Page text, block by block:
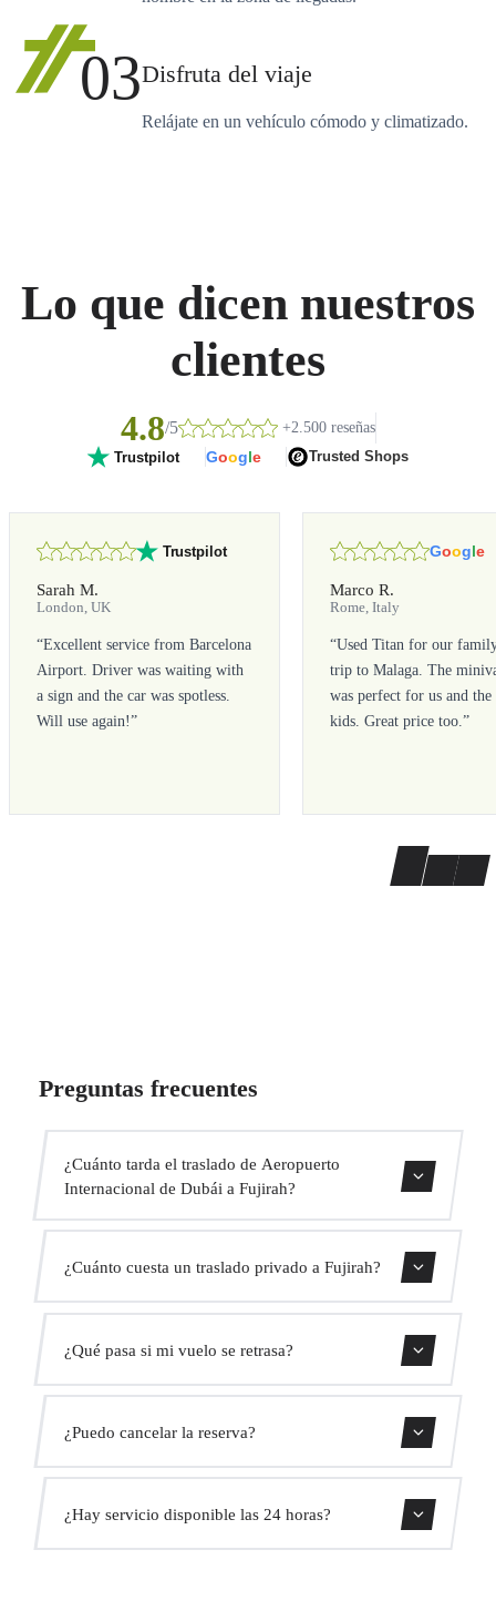
03Disfruta del viaje
Relájate en un vehículo cómodo y climatizado.
Lo que dicen nuestros
clientes
4.8/5 +2.500 reseñas
Trustpilot Google Trusted Shops
Trustpilot
Sarah M.
London, UK
“Excellent service from Barcelona
Airport. Driver was waiting with
a sign and the car was spotless.
Will use again!”
Google
Marco R.
Rome, Italy
“Used Titan for our
trip to Malaga. The
was perfect for us and the
kids. Great price too.”
Preguntas frecuentes
¿Cuánto tarda el traslado de Aeropuerto
Internacional de Dubái a Fujirah?
¿Cuánto cuesta un traslado privado a Fujirah?
Usa nuestro formulario de reserva para obtener un precio
fijo al instante. Sin cargos ocultos.
¿Qué pasa si mi vuelo se retrasa?
conductor ajustará automáticamente la hora de recogida
sin coste adicional.
¿Puedo cancelar la reserva?
recogida.
¿Hay servicio disponible las 24 horas?